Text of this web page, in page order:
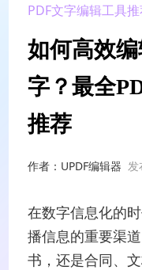
PDF文字编辑工具
如何高效
字？最全
推荐
作者：UPDF编辑器 发
在数字信息化的
播信息的重要渠
书，还是合同、